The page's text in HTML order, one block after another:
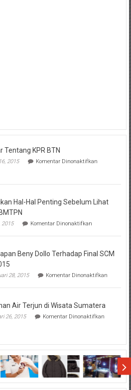
Tentang KPR BTN
2015 Komentar Dinonaktifkanpada
KPR
Hal-Hal Penting Sebelum Lihat
2015 Komentar Dinonaktifkanpada
Hal-
Penting
Hasil
Beny Dollo Terhadap Final SCM
28, 2015 Komentar Dinonaktifkanpada
Beny
Air Terjun di Wisata Sumatera
26, 2015 Komentar Dinonaktifkanpada
di
Wisata
Sumatera